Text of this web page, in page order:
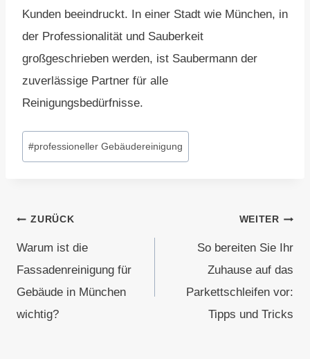
Kunden beeindruckt. In einer Stadt wie München, in
der Professionalität und Sauberkeit
großgeschrieben werden, ist Saubermann der
zuverlässige Partner für alle
Reinigungsbedürfnisse.
Schlagworte:
#professioneller Gebäudereinigung
Beitragsnavigation
ZURÜCK
Warum ist die
Fassadenreinigung für
Gebäude in München
wichtig?
WEITER
So bereiten Sie Ihr
Zuhause auf das
Parkettschleifen vor:
Tipps und Tricks